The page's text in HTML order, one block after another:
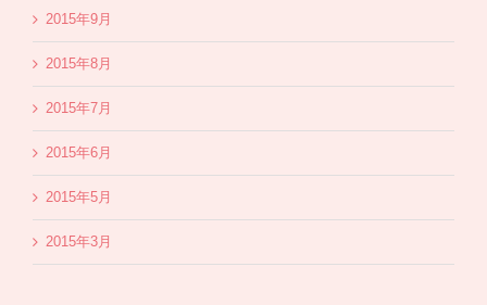
2015年9月
2015年8月
2015年7月
2015年6月
2015年5月
2015年3月